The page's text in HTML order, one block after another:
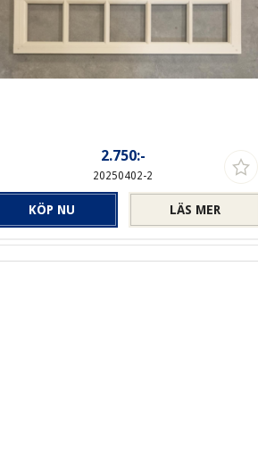
2.750:-
20250402-2
LÄS MER
KÖP NU